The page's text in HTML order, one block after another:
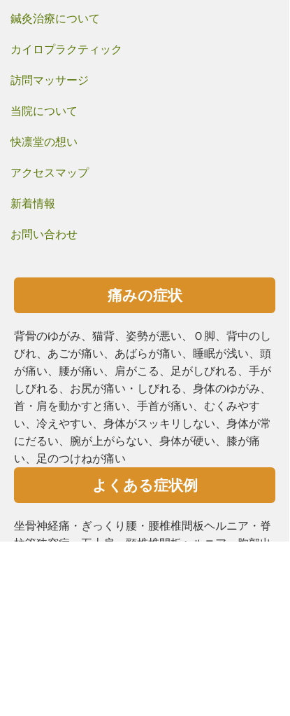
鍼灸治療について
カイロプラクティック
訪問マッサージ
当院について
快凛堂の想い
アクセスマップ
新着情報
お問い合わせ
痛みの症状
背骨のゆがみ、猫背、姿勢が悪い、Ｏ脚、背中のし
びれ、あごが痛い、あばらが痛い、睡眠が浅い、頭
が痛い、腰が痛い、肩がこる、⾜がしびれる、手が
しびれる、お尻が痛い・しびれる、⾝体のゆがみ、
首・肩を動かすと痛い、手首が痛い、むくみやす
い、冷えやすい、⾝体がスッキリしない、⾝体が常
にだるい、腕が上がらない、⾝体が硬い、膝が痛
い、⾜のつけねが痛い
よくある症状例
坐骨神経痛・ぎっくり腰・腰椎椎間板ヘルニア・脊
柱管狭窄症・五十肩・頸椎椎間板ヘルニア・胸郭出